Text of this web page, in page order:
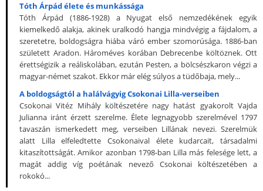
Tóth Árpád élete és munkássága
Tóth Árpád (1886-1928) a Nyugat első nemzedékének egyik
kiemelkedő alakja, akinek uralkodó hangja mindvégig a fájdalom, a
szeretetre, boldogságra hiába váró ember szomorúsága. 1886-ban
született Aradon. Hároméves korában Debrecenbe költöznek. Ott
érettségizik a reáliskolában, ezután Pesten, a bölcsészkaron végzi a
magyar-német szakot. Ekkor már elég súlyos a tüdőbaja, mely...
A boldogságtól a halálvágyig Csokonai Lilla-verseiben
Csokonai Vitéz Mihály költészetére nagy hatást gyakorolt Vajda
Julianna iránt érzett szerelme. Élete legnagyobb szerelmével 1797
tavaszán ismerkedett meg, verseiben Lillának nevezi. Szerelmük
alatt Lilla elfeledtette Csokonaival élete kudarcait, társadalmi
kitaszítottságát. Amikor azonban 1798-ban Lilla más felesége lett, a
magát addig víg poétának nevező Csokonai költészetében a
rokokó...